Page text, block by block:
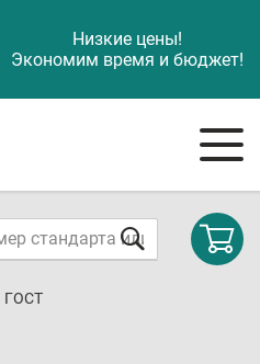
Низкие цены!
Экономим время и бюджет!
ГОСТ